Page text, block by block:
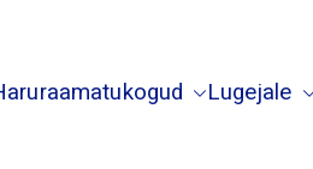
Torma Sadala
Lugejale